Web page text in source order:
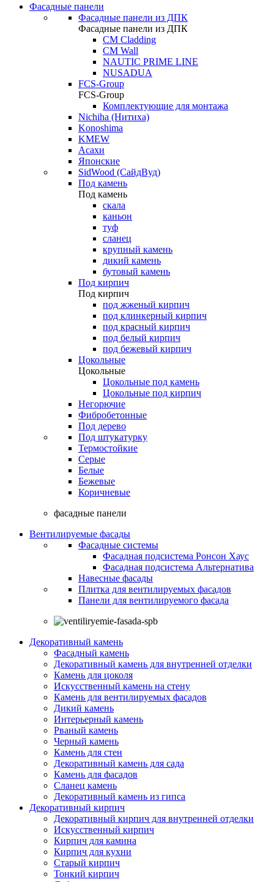
Фасадные панели
Фасадные панели из ДПК
Фасадные панели из ДПК
CM Cladding
CM Wall
NAUTIC PRIME LINE
NUSADUA
FCS-Group
FCS-Group
Комплектующие для монтажа
Nichiha (Нитиха)
Konoshima
KMEW
Асахи
Японские
SidWood (СайдВуд)
Под камень
Под камень
скала
каньон
туф
сланец
крупный камень
дикий камень
бутовый камень
Под кирпич
Под кирпич
под жженый кирпич
под клинкерный кирпич
под красный кирпич
под белый кирпич
под бежевый кирпич
Цокольные
Цокольные
Цокольные под камень
Цокольные под кирпич
Негорючие
Фибробетонные
Под дерево
Под штукатурку
Термостойкие
Серые
Белые
Бежевые
Коричневые
фасадные панели
Вентилируемые фасады
Фасадные системы
Фасадная подсистема Ронсон Хаус
Фасадная подсистема Альтернатива
Навесные фасады
Плитка для вентилируемых фасадов
Панели для вентилируемого фасада
Декоративный камень
Фасадный камень
Декоративный камень для внутренней отделки
Камень для цоколя
Искусственный камень на стену
Камень для вентилируемых фасадов
Дикий камень
Интерьерный камень
Рваный камень
Черный камень
Камень для стен
Декоративный камень для сада
Камень для фасадов
Сланец камень
Декоративный камень из гипса
Декоративный кирпич
Декоративный кирпич для внутренней отделки
Искусственный кирпич
Кирпич для камина
Кирпич для кухни
Старый кирпич
Тонкий кирпич